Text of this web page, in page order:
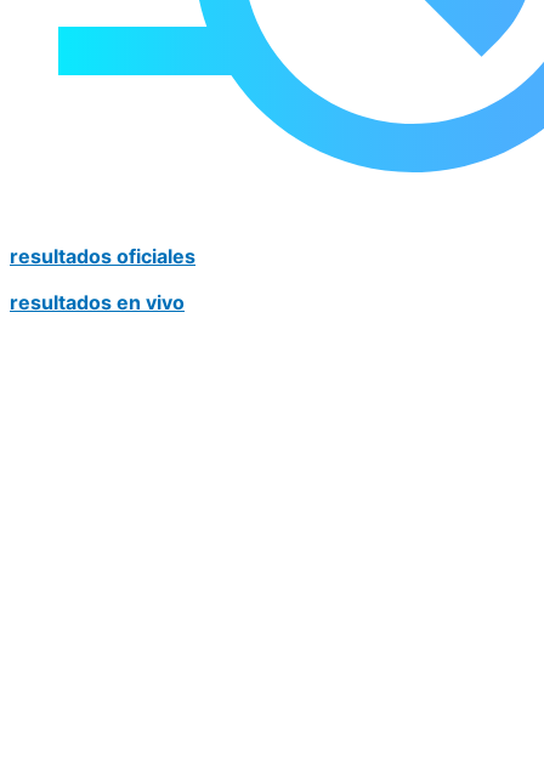
resultados oficiales
resultados en vivo